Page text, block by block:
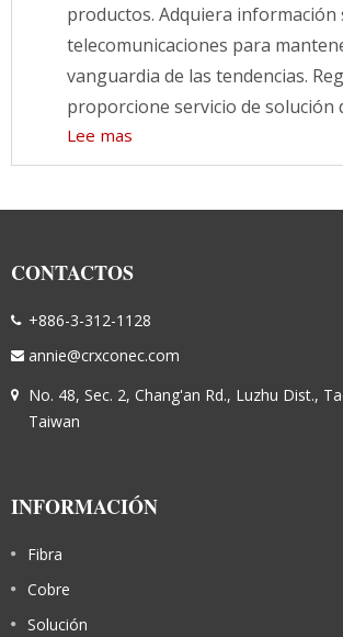
productos. Adquiera información
telecomunicaciones para
vanguardia de las tendencias.
proporcione servicio de solución
Lee mas
CONTACTOS
+886-3-312-1128
annie@crxconec.com
No. 48, Sec. 2, Chang'an Rd., Luzhu Dist.,
Taiwan
INFORMACIÓN
Fibra
Cobre
Solución